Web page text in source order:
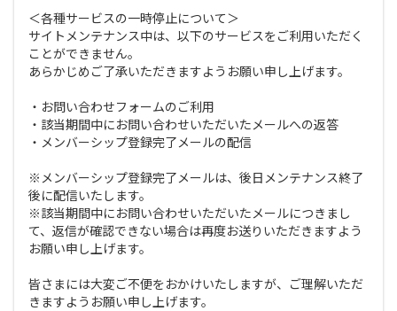
＜各種サービスの一時停止について＞
サイトメンテナンス中は、以下のサービスをご利用いただく
ことができません。
あらかじめご了承いただきますようお願い申し上げます。
・お問い合わせフォームのご利用
・該当期間中にお問い合わせいただいたメールへの返答
・メンバーシップ登録完了メールの配信
※メンバーシップ登録完了メールは、後日メンテナンス終了
後に配信いたします。
※該当期間中にお問い合わせいただいたメールにつきまし
て、返信が確認できない場合は再度お送りいただきますよう
お願い申し上げます。
皆さまには大変ご不便をおかけいたしますが、ご理解いただ
きますようお願い申し上げます。